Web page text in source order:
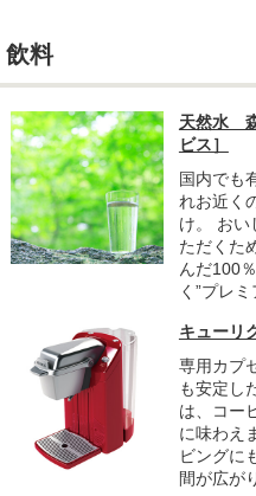
飲料
天然水
ビス］
国内でも
れお近く
け。 おい
ただくた
んだ100
く”プレ
キューリ
専用カプ
も安定し
は、コー
に味わえ
ビングに
間が広が